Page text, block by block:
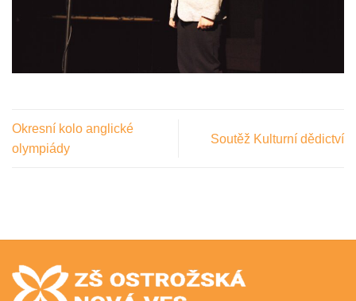
Okresní kolo anglické
olympiády
Soutěž Kulturní dědictví